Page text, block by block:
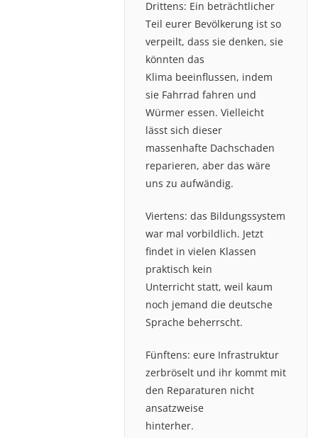
Drittens: Ein beträchtlicher
Teil eurer Bevölkerung ist so
verpeilt, dass sie denken, sie
könnten das
Klima beeinflussen, indem
sie Fahrrad fahren und
Würmer essen. Vielleicht
lässt sich dieser
massenhafte Dachschaden
reparieren, aber das wäre
uns zu aufwändig.
Viertens: das Bildungssystem
war mal vorbildlich. Jetzt
findet in vielen Klassen
praktisch kein
Unterricht statt, weil kaum
noch jemand die deutsche
Sprache beherrscht.
Fünftens: eure Infrastruktur
zerbröselt und ihr kommt mit
den Reparaturen nicht
ansatzweise
hinterher.